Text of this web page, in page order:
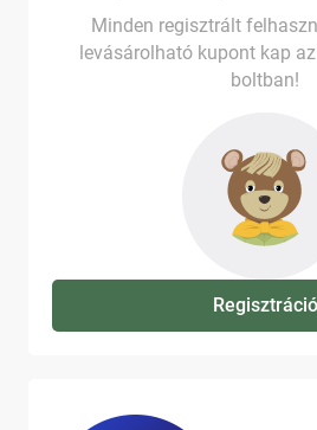
Minden regisztrált
levásárolható kupont kap
boltban!
Regisztráció